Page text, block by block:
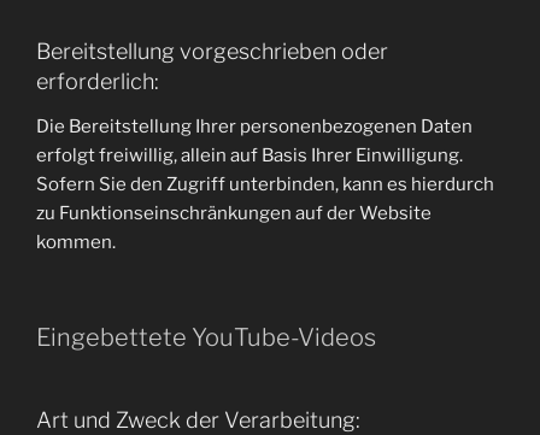
Bereitstellung vorgeschrieben oder
erforderlich:
Die Bereitstellung Ihrer personenbezogenen Daten
erfolgt freiwillig, allein auf Basis Ihrer Einwilligung.
Sofern Sie den Zugriff unterbinden, kann es hierdurch
zu Funktionseinschränkungen auf der Website
kommen.
Eingebettete YouTube-Videos
Art und Zweck der Verarbeitung: